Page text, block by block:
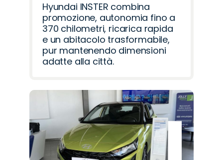
Hyundai INSTER combina
promozione, autonomia fino a
370 chilometri, ricarica rapida
e un abitacolo trasformabile,
pur mantenendo dimensioni
adatte alla città.